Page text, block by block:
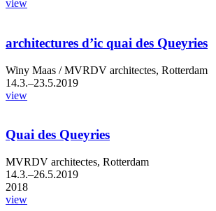
view
architectures d’ic quai des Queyries
Winy Maas / MVRDV architectes, Rotterdam
14.3.–23.5.2019
view
Quai des Queyries
MVRDV architectes, Rotterdam
14.3.–26.5.2019
2018
view